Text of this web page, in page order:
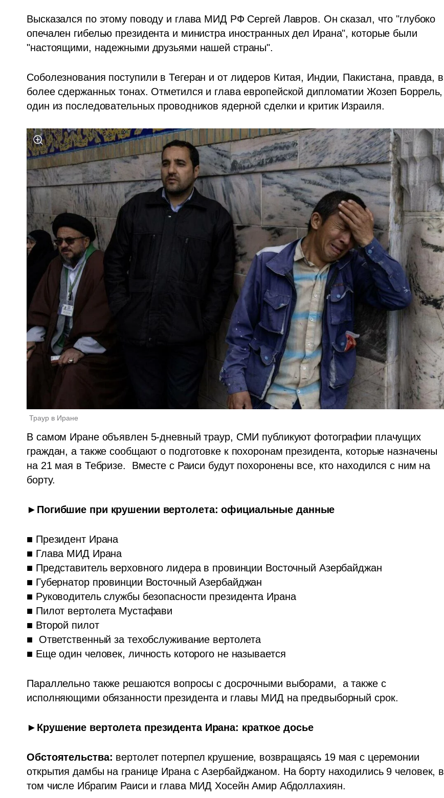
Высказался по этому поводу и глава МИД РФ Сергей Лавров. Он сказал, что "глубоко
опечален гибелью президента и министра иностранных дел Ирана", которые были
"настоящими, надежными друзьями нашей страны".
Соболезнования поступили в Тегеран и от лидеров Китая, Индии, Пакистана, правда, в
более сдержанных тонах. Отметился и глава европейской дипломатии Жозеп Боррель,
один из последовательных проводников ядерной сделки и критик Израиля.
Траур в Иране
В самом Иране объявлен 5-дневный траур, СМИ публикуют фотографии плачущих
граждан, а также сообщают о подготовке к похоронам президента, которые назначены
на 21 мая в Тебризе.  Вместе с Раиси будут похоронены все, кто находился с ним на
борту.
► Погибшие при крушении вертолета: официальные данные
■ Президент Ирана
■ Глава МИД Ирана
■ Представитель верховного лидера в провинции Восточный Азербайджан
■ Губернатор провинции Восточный Азербайджан
■ Руководитель службы безопасности президента Ирана
■ Пилот вертолета Мустафави
■ Второй пилот
■  Ответственный за техобслуживание вертолета
■ Еще один человек, личность которого не называется
Параллельно также решаются вопросы с досрочными выборами,  а также с
исполняющими обязанности президента и главы МИД на предвыборный срок.
►Крушение вертолета президента Ирана: краткое досье
Обстоятельства: вертолет потерпел крушение, возвращаясь 19 мая с церемонии
открытия дамбы на границе Ирана с Азербайджаном. На борту находились 9 человек, в
том числе Ибрагим Раиси и глава МИД Хосейн Амир Абдоллахиян.